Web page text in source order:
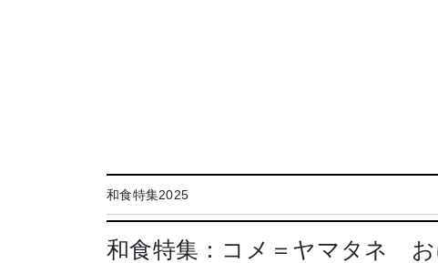
和食特集2025
和食特集：コメ＝ヤマタネ お